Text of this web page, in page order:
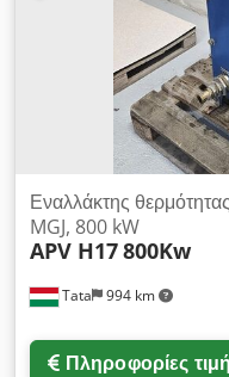
Tata 994 km
Εναλλάκτης
MGJ, 800 kW
APV H17800Kw
Πληροφορίες